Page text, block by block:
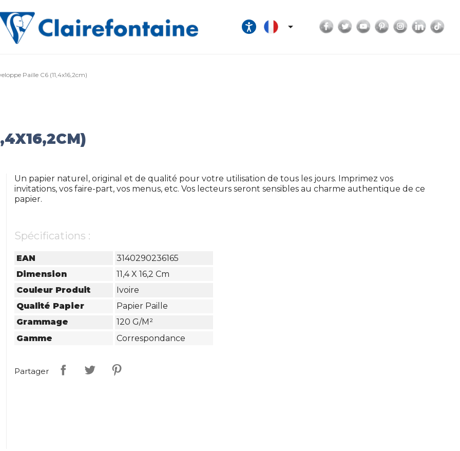
 Facebook
TwitterYouTubePinterestInstagram
Paille C6 (11,4x16,2cm)
Un papier naturel, original et de qualité pour votre utilisation de tous les jours. Imprimez vos
invitations, vos faire-part, vos menus, etc. Vos lecteurs seront sensibles au charme authentique de ce
papier.
Spécifications :
EAN
3140290236165
Dimension
11,4 X 16,2 Cm
Couleur Produit
Ivoire
Qualité Papier
Papier Paille
Grammage
120 G/m²
Gamme
Correspondance
Partager